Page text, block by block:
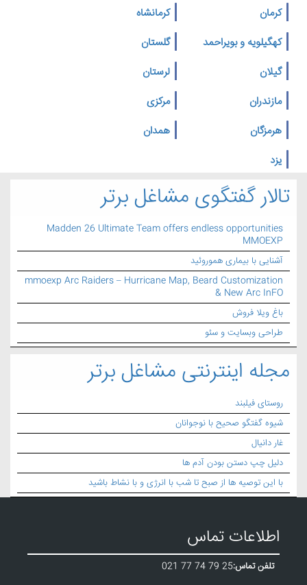
کرمان
کرمانشاه
کهگیلویه و بویراحمد
گلستان
گیلان
لرستان
مازندران
مرکزی
هرمزگان
همدان
یزد
تالار گفتگوی مشاغل برتر
Madden 26 Ultimate Team offers endless opportunities
MMOEXP
آشنایی با بیماری هموروئید
mmoexp Arc Raiders – Hurricane Map, Beard Customization
& New Arc InFO
باغ ویلا فروش
طراحی وبسایت و سئو
مجله اینترنتی مشاغل برتر
روستای فیلبند
شیوه گفتگو صحیح با نوجوانان
غار دانیال
دلیل چپ دستن بودن آدم ها
با این توصیه ها از صبح تا شب با انرژی و با نشاط باشید
اطلاعات تماس
تلفن تماس:021 77 74 79 25